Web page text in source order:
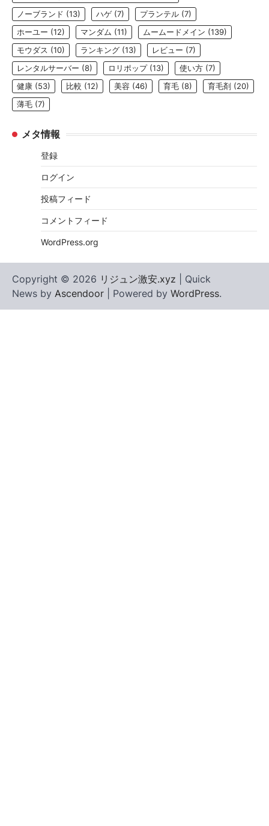
ノーブランド (13) ハゲ (7) プランテル (7)
ホーユー (12) マンダム (11) ムームードメイン (139)
モウダス (10) ランキング (13) レビュー (7)
レンタルサーバー (8) ロリポップ(13) 使い方 (7)
健康 (53) 比較 (12) 美容 (46) 育毛 (8) 育毛剤 (20)
薄毛 (7)
メタ情報
登録
ログイン
投稿フィード
コメントフィード
WordPress.org
Copyright © 2026 リジュン激安.xyz | Quick
News by Ascendoor | Powered by WordPress.